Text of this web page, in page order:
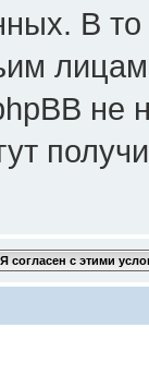
В
не